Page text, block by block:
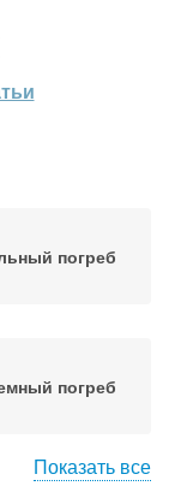
погреб
погреб
Показать все